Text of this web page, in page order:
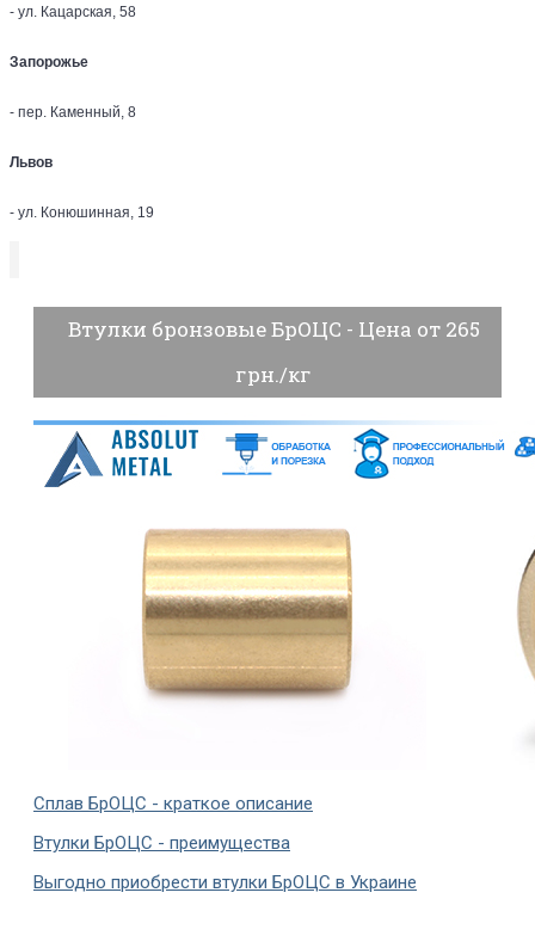
- ул. Кацарская, 58
Запорожье
- пер. Каменный, 8
Львов
- ул. Конюшинная, 19
Втулки бронзовые БрОЦС - Цена от 265
грн./кг
Сплав БрОЦС - краткое описание
Втулки БрОЦС - преимущества
Выгодно приобрести втулки БрОЦС в Украине